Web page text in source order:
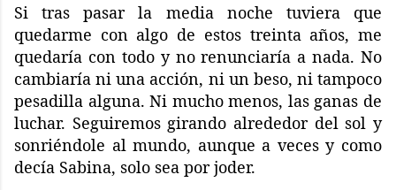
Si tras pasar la media noche tuviera que
quedarme con algo de estos treinta años, me
quedaría con todo y no renunciaría a nada. No
cambiaría ni una acción, ni un beso, ni tampoco
pesadilla alguna. Ni mucho menos, las ganas de
luchar. Seguiremos girando alrededor del sol y
sonriéndole al mundo, aunque a veces y como
decía Sabina, solo sea por joder.